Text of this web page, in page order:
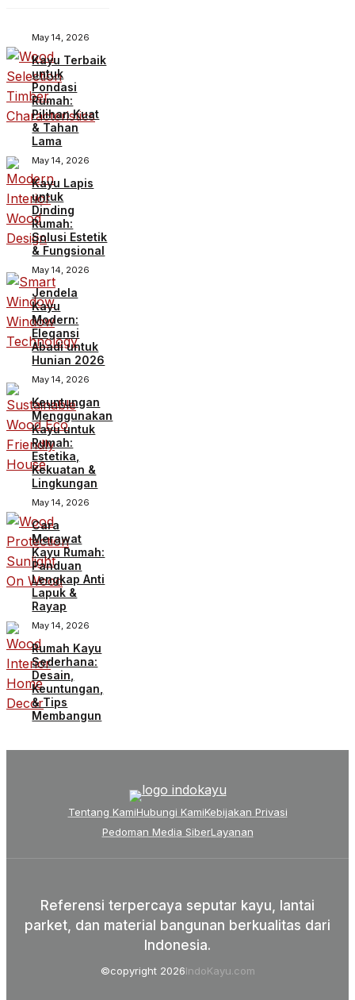
May 14, 2026
Kayu Terbaik
untuk
Pondasi
Rumah:
Pilihan Kuat
& Tahan
Lama
May 14, 2026
Kayu Lapis
untuk
Dinding
Rumah:
Solusi Estetik
& Fungsional
May 14, 2026
Jendela
Kayu
Modern:
Elegansi
Abadi untuk
Hunian 2026
May 14, 2026
Keuntungan
Menggunakan
Kayu untuk
Rumah:
Estetika,
Kekuatan &
Lingkungan
May 14, 2026
Cara
Merawat
Kayu Rumah:
Panduan
Lengkap Anti
Lapuk &
Rayap
May 14, 2026
Rumah Kayu
Sederhana:
Desain,
Keuntungan,
& Tips
Membangun
Tentang KamiHubungi KamiKebijakan Privasi
Pedoman Media SiberLayanan
Referensi terpercaya seputar kayu, lantai
parket, dan material bangunan berkualitas dari
Indonesia.
©copyright 2026IndoKayu.com